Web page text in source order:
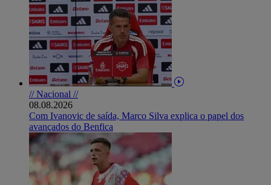
// Nacional //
08.08.2026
Com Ivanovic de saída, Marco Silva explica o papel dos
avançados do Benfica